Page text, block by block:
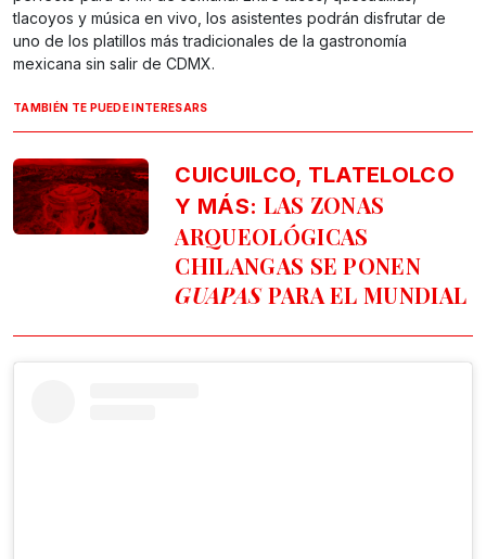
tlacoyos y música en vivo, los asistentes podrán disfrutar de
uno de los platillos más tradicionales de la gastronomía
mexicana sin salir de CDMX.
TAMBIÉN TE PUEDE INTERESARS
CUICUILCO, TLATELOLCO
Y MÁS: LAS ZONAS
ARQUEOLÓGICAS
CHILANGAS SE PONEN
GUAPASPARA EL MUNDIAL